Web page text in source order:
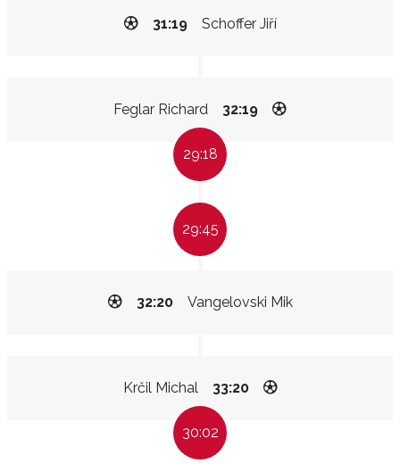
Schoffer Jiří
31:19
Feglar Richard 32:19
29:18
29:45
Vangelovski Mik
32:20
Krčil Michal 33:20
30:02